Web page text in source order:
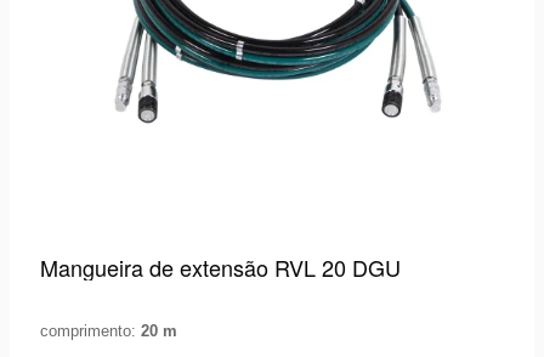
Mangueira de extensão RVL 20 DGU
comprimento: 20 m